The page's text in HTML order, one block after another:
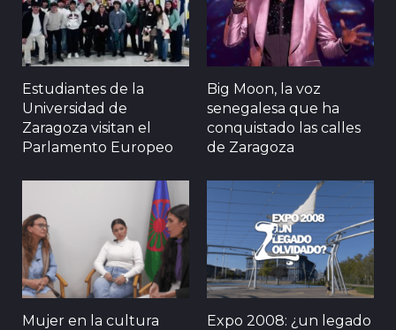
Estudiantes de la
Universidad de
Zaragoza visitan el
Parlamento Europeo
Big Moon, la voz
senegalesa que ha
conquistado las calles
de Zaragoza
Mujer en la cultura
Expo 2008: ¿un legado